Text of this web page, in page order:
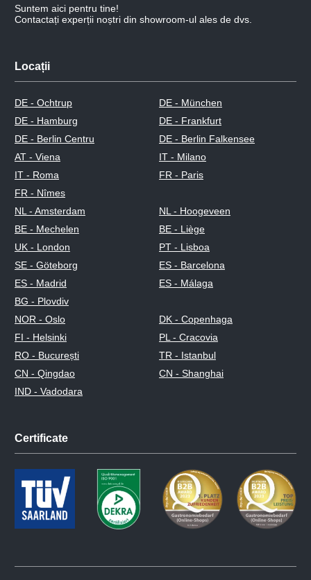
Suntem aici pentru tine!
Contactați experții noștri din showroom-ul ales de dvs.
Locații
DE - Ochtrup
DE - München
DE - Hamburg
DE - Frankfurt
DE - Berlin Centru
DE - Berlin Falkensee
AT - Viena
IT - Milano
IT - Roma
FR - Paris
FR - Nîmes
NL - Amsterdam
NL - Hoogeveen
BE - Mechelen
BE - Liège
UK - London
PT - Lisboa
SE - Göteborg
ES - Barcelona
ES - Madrid
ES - Málaga
BG - Plovdiv
NOR - Oslo
DK - Copenhaga
FI - Helsinki
PL - Cracovia
RO - București
TR - Istanbul
CN - Qingdao
CN - Shanghai
IND - Vadodara
Certificate